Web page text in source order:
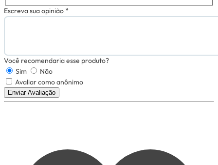
Escreva sua opinião *
Você recomendaria esse produto?
Sim
Não
Avaliar como anônimo
Enviar Avaliação